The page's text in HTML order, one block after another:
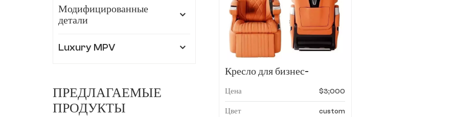
Кресло для бизнес-
Цена $3;000
Цвет custom
Модифицированные
детали
Luxury MPV
ПРЕДЛАГАЕМЫЕ
ПРОДУКТЫ